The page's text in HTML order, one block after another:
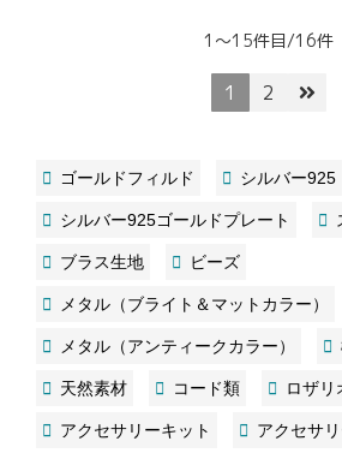
1～15件目/16件
1 2
ゴールドフィルド シルバー925
シルバー925ゴールドプレート
ブラス生地 ビーズ
メタル（ブライト＆マットカラー）
メタル（アンティークカラー）
天然素材 コード類 ロザリ
アクセサリーキット アクセサ